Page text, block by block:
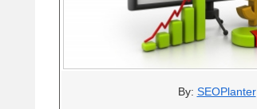
By: SEOPlanter